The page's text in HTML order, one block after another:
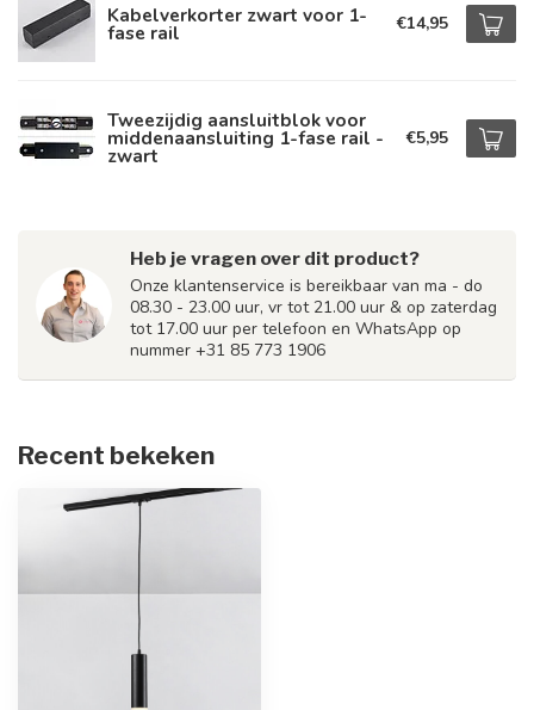
Kabelverkorter zwart voor 1-
fase rail €14,95
Tweezijdig aansluitblok voor
middenaansluiting 1-fase rail -
zwart
€5,95
Heb je vragen over dit product?
Onze klantenservice is bereikbaar van ma - do
08.30 - 23.00 uur, vr tot 21.00 uur & op zaterdag
tot 17.00 uur per telefoon en WhatsApp op
nummer +31 85 773 1906
Recent bekeken